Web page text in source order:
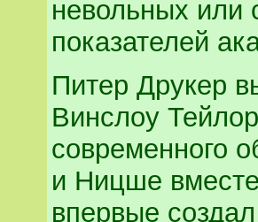
невольных или
показателей
Питер Друкер
Винслоу
современного
и Ницше
впервые